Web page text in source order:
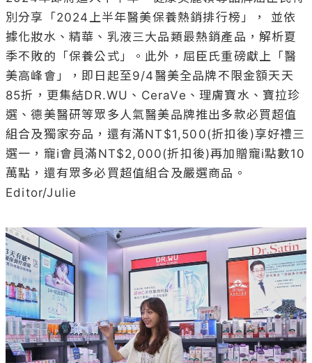
別分享「2024上半年醫美保養熱銷排行榜」， 並依
據化妝水、精華、乳液三大品類最熱銷產品，解析夏
季不敗的「保養公式」。此外，屈臣氏重磅獻上「醫
美高峰會」，即日起至9/4醫美全品牌不限金額天天
85折，更集結DR.WU、CeraVe、理膚寶水、寶拉珍
選、德美醫研等眾多人氣醫美品牌推出多款必買超值
組合及獨家夯品，還有滿NT$1,500(折扣後)享好禮三
選一，寵i會員滿NT$2,000(折扣後)再加贈寵i點數10
萬點，還有眾多必買超值組合及嚴選商品。
Editor/Julie